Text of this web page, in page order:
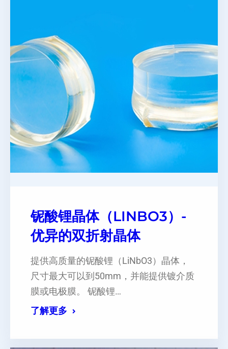
铌酸锂晶体（LINBO3）-
优异的双折射晶体
提供高质量的铌酸锂（LiNbO3）晶体，
尺寸最大可以到50mm，并能提供镀介质
膜或电极膜。 铌酸锂…
了解更多